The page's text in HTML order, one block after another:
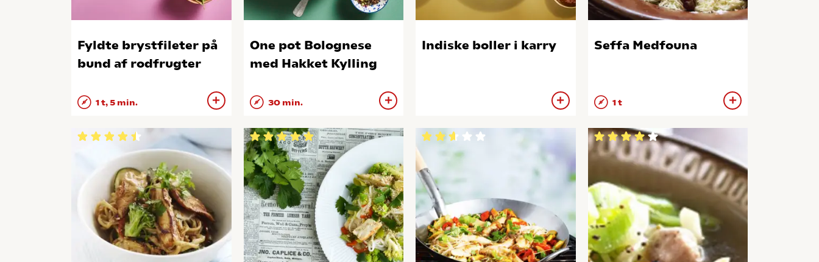
Fyldte brystfileter på
bund af rodfrugter
1 t, 5 min.
One pot Bolognese
med Hakket Kylling
30 min.
Indiske boller i karry Seffa Medfouna
1 t